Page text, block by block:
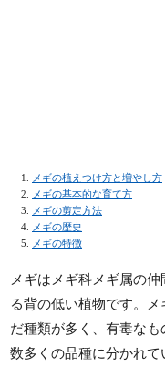
メギの植えつけ方と増やし方
メギの基本的な育て方
メギの剪定方法
メギの歴史
メギの特徴
メギはメギ科メギ属の
る背の低い植物です。
だ種類が多く、有毒な
数多くの品種に分かれて